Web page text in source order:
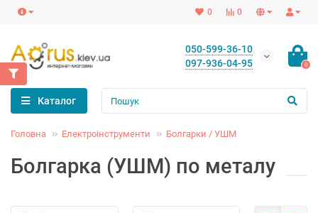
0
0
050-599-36-10
097-936-04-95
0
Каталог
Головна Електроінструменти Болгарки / УШМ
Болгарка (УШМ) по металу